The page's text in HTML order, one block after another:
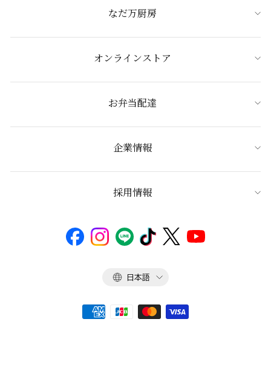
なだ万厨房
オンラインストア
お弁当配達
企業情報
採用情報
言
日本語